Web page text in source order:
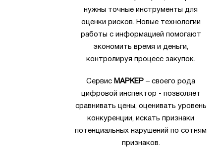
нужны точные инструменты для
оценки рисков. Новые технологии
работы с информацией помогают
экономить время и деньги,
контролируя процесс закупок.
Сервис МАРКЕР – своего рода
цифровой инспектор - позволяет
сравнивать цены, оценивать уровень
конкуренции, искать признаки
потенциальных нарушений по сотням
признаков.